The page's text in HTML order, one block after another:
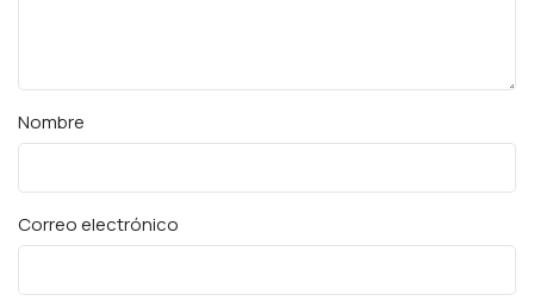
Nombre
Correo electrónico